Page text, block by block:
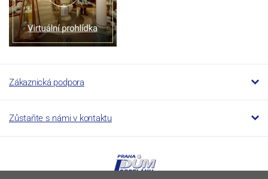
Zákaznická podpora
Zůstaňte s námi v kontaktu